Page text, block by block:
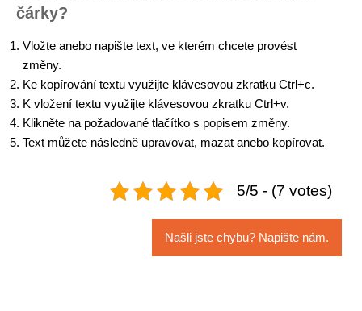
čárky?
Vložte anebo napište text, ve kterém chcete provést
změny.
Ke kopírování textu využijte klávesovou zkratku Ctrl+c.
K vložení textu využijte klávesovou zkratku Ctrl+v.
Klikněte na požadované tlačítko s popisem změny.
Text můžete následně upravovat, mazat anebo kopírovat.
5/5 - (7 votes)
Našli jste chybu? Napište nám.